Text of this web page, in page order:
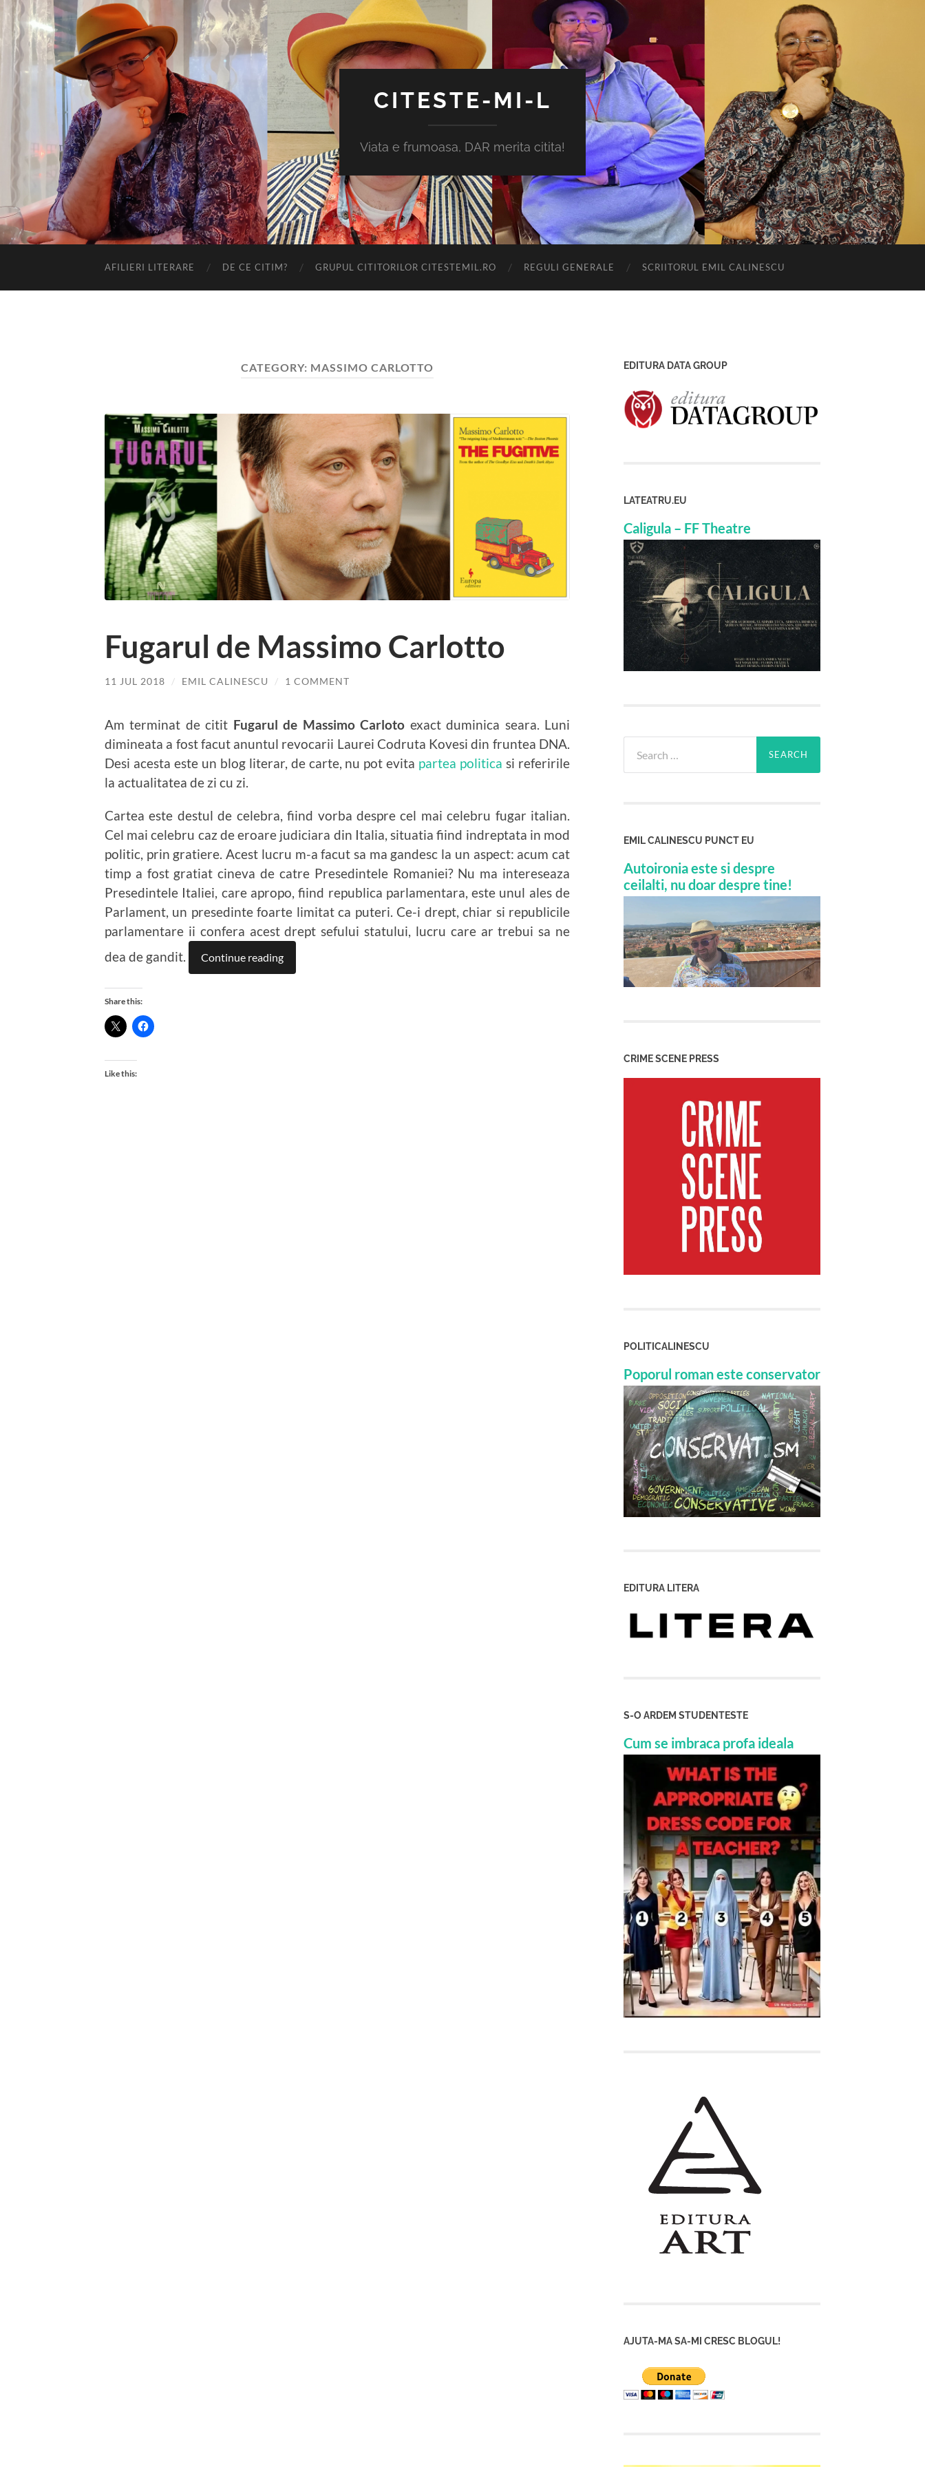
CITESTE-MI-L
Viata e frumoasa, DAR merita citita!
AFILIERI LITERARE DE CE CITIM? GRUPUL CITITORILOR CITESTEMIL.RO REGULI GENERALE SCRIITORUL EMIL CALINESCU
CATEGORY: MASSIMO CARLOTTO
Fugarul de Massimo Carlotto
11 JUL 2018 / EMIL CALINESCU / 1 COMMENT
Am terminat de citit Fugarul de Massimo Carloto exact duminica seara. Luni
dimineata a fost facut anuntul revocarii Laurei Codruta Kovesi din fruntea DNA.
Desi acesta este un blog literar, de carte, nu pot evita partea politica si referirile
la actualitatea de zi cu zi.
Cartea este destul de celebra, fiind vorba despre cel mai celebru fugar italian.
Cel mai celebru caz de eroare judiciara din Italia, situatia fiind indreptata in mod
politic, prin gratiere. Acest lucru m-a facut sa ma gandesc la un aspect: acum cat
timp a fost gratiat cineva de catre Presedintele Romaniei? Nu ma intereseaza
Presedintele Italiei, care apropo, fiind republica parlamentara, este unul ales de
Parlament, un presedinte foarte limitat ca puteri. Ce-i drept, chiar si republicile
parlamentare ii confera acest drept sefului statului, lucru care ar trebui sa ne
dea de gandit.
Continue reading
Share this:
Like this:
EDITURA DATA GROUP
LATEATRU.EU
Caligula – FF Theatre
for:
EMIL CALINESCU PUNCT EU
Autoironia este si despre
ceilalti, nu doar despre tine!
CRIME SCENE PRESS
POLITICALINESCU
Poporul roman este conservator
EDITURA LITERA
S-O ARDEM STUDENTESTE
Cum se imbraca profa ideala
AJUTA-MA SA-MI CRESC BLOGUL!